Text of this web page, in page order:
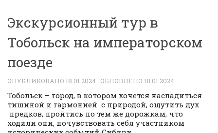
Экскурсионный тур в
Тобольск на императорском
поезде
ОПУБЛИКОВАНО 18.01.2024 · ОБНОВЛЕНО 18.01.2024
Тобольск – город, в котором хочется насладиться
тишиной и гармонией с природой, ощутить дух
предков, пройтись по тем же дорожкам, что
ходили они, почувствовать себя участником